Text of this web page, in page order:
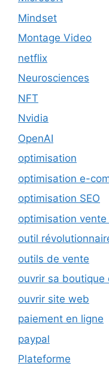
Mindset
Montage Video
netflix
Neurosciences
NFT
Nvidia
OpenAI
optimisation
optimisation e-
optimisation SEO
optimisation vente
outil
outils de vente
ouvrir sa boutique
ouvrir site web
paiement en ligne
paypal
Plateforme